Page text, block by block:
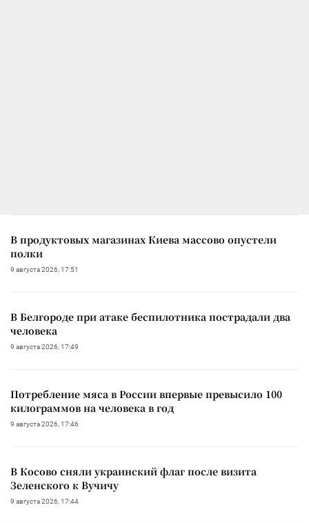
В продуктовых магазинах Киева массово опустели
полки
9 августа 2026, 17:51
В Белгороде при атаке беспилотника пострадали два
человека
9 августа 2026, 17:49
Потребление мяса в России впервые превысило 100
килограммов на человека в год
9 августа 2026, 17:46
В Косово сняли украинский флаг после визита
Зеленского к Вучичу
9 августа 2026, 17:44